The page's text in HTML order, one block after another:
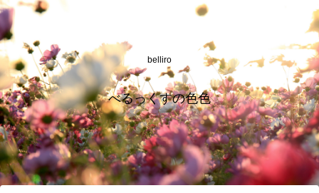
belliro
べるっくすの色色